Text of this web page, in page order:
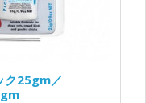
ク25gm／